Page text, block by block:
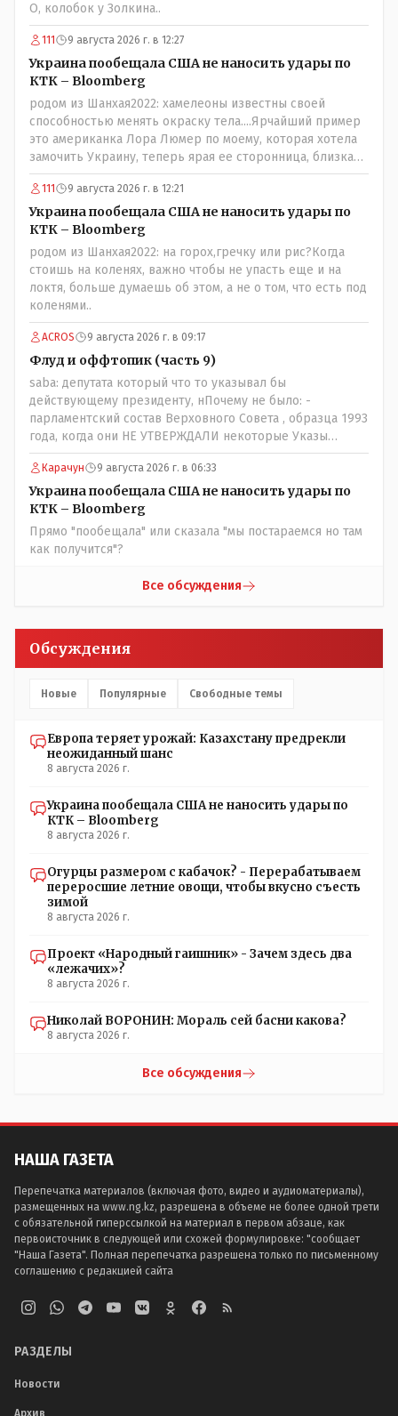
О, колобок у Золкина..
111 9 августа 2026 г. в 12:27
Украина пообещала США не наносить удары по
КТК – Bloomberg
родом из Шанхая2022: хамелеоны известны своей
способностью менять окраску тела....Ярчайший пример
это американка Лора Люмер по моему, которая хотела
замочить Украину, теперь ярая ее сторонница, близкая
к Трампу. Ну и западные страны тем более, которые
предоставляли Зеленскому убежище, чтоб он бежал и
которые развернулись потом на 180 или 360 градусов,
посмотрев на того, как он не сдался, но ты же там сам
живешь и многое знаешь о тех, на кого работаешь.. Это
просто прагматизм и ничего личного. Победим мы, они
встанут под нас и наоборот и все это понимают..
111 9 августа 2026 г. в 12:21
Украина пообещала США не наносить удары по
КТК – Bloomberg
родом из Шанхая2022: на горох,гречку или рис?Когда
стоишь на коленях, важно чтобы не упасть еще и на
локтя, больше думаешь об этом, а не о том, что есть под
коленями..
ACROS 9 августа 2026 г. в 09:17
Флуд и оффтопик (часть 9)
saba: депутата который что то указывал бы
действующему президенту, нПочему не было: -
парламентский состав Верховного Совета , образца 1993
года, когда они НЕ УТВЕРЖДАЛИ некоторые Указы
Назарбаева, особенно в части выборов и перевыборов и
некоторых вопросах внутренней политики, и тогда
Назарбай волевым Указом РАСПУСТИЛ этот бунтарский
состав. Имя - Серикболсын Абдильдин вам знакомо -
юывший секретарь ЦК КП Казахстана , впоследствии -
депутат Верховного Совета и Мажлиса и Председатель
партии коммунстов- он в то время и после и причём
НЕОДНОКРАТНО, указывал и многократно на недостатки
Назарбая и предлагал ему самому ДОБРОВОЛЬНО уйти с
Карачун 9 августа 2026 г. в 06:33
Украина пообещала США не наносить удары по
КТК – Bloomberg
Прямо "пообещала" или сказала "мы постараемся но там
как получится"?
Все обсуждения
Обсуждения
Новые Популярные Свободные темы
Европа теряет урожай: Казахстану предрекли
неожиданный шанс
8 августа 2026 г.
Украина пообещала США не наносить удары по
КТК – Bloomberg
8 августа 2026 г.
Огурцы размером с кабачок? - Перерабатываем
переросшие летние овощи, чтобы вкусно съесть
зимой
8 августа 2026 г.
Проект «Народный гаишник» - Зачем здесь два
«лежачих»?
8 августа 2026 г.
Николай ВОРОНИН: Мораль сей басни какова?
8 августа 2026 г.
Все обсуждения
НАША ГАЗЕТА
Перепечатка материалов (включая фото, видео и аудиоматериалы),
размещенных на www.ng.kz, разрешена в объеме не более одной трети
с обязательной гиперссылкой на материал в первом абзаце, как
первоисточник в следующей или схожей формулировке: "сообщает
"Наша Газета". Полная перепечатка разрешена только по письменному
соглашению с редакцией сайта
РАЗДЕЛЫ
Новости